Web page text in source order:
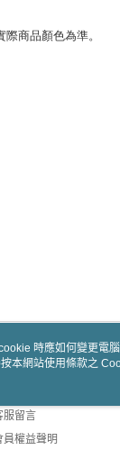
商品顏色為準。
服資訊
服留言
員權益聲明
時應如何變更電
本網站使用條款之